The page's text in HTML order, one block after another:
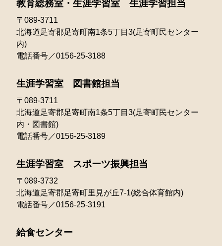
2023年01月
2022年06月
2022年05月
2022年01月
2021年07月
2021年06月
2021年05月
2021年03月
2021年02月
教育総務室・生涯学習室 生涯学習担当
〒089-3711
北海道足寄郡足寄町南1条5丁目3(足寄町民センター
内)
電話番号／0156-25-3188
生涯学習室 図書館担当
〒089-3711
北海道足寄郡足寄町南1条5丁目3(足寄町民センター
内・図書館)
電話番号／0156-25-3189
生涯学習室 スポーツ振興担当
〒089-3732
北海道足寄郡足寄町里見が丘7-1(総合体育館内)
電話番号／0156-25-3191
給食センター